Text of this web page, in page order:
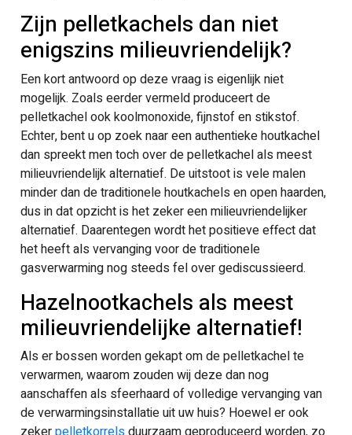
Zijn pelletkachels dan niet
enigszins milieuvriendelijk?
Een kort antwoord op deze vraag is eigenlijk niet
mogelijk. Zoals eerder vermeld produceert de
pelletkachel ook koolmonoxide, fijnstof en stikstof.
Echter, bent u op zoek naar een authentieke houtkachel
dan spreekt men toch over de pelletkachel als meest
milieuvriendelijk alternatief. De uitstoot is vele malen
minder dan de traditionele houtkachels en open haarden,
dus in dat opzicht is het zeker een milieuvriendelijker
alternatief. Daarentegen wordt het positieve effect dat
het heeft als vervanging voor de traditionele
gasverwarming nog steeds fel over gediscussieerd.
Hazelnootkachels als meest
milieuvriendelijke alternatief!
Als er bossen worden gekapt om de pelletkachel te
verwarmen, waarom zouden wij deze dan nog
aanschaffen als sfeerhaard of volledige vervanging van
de verwarmingsinstallatie uit uw huis? Hoewel er ook